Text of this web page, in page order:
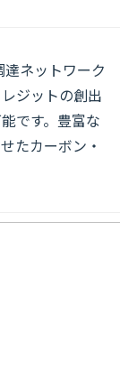
ネットワーク
ジットの創出
です。豊富な
たカーボン・